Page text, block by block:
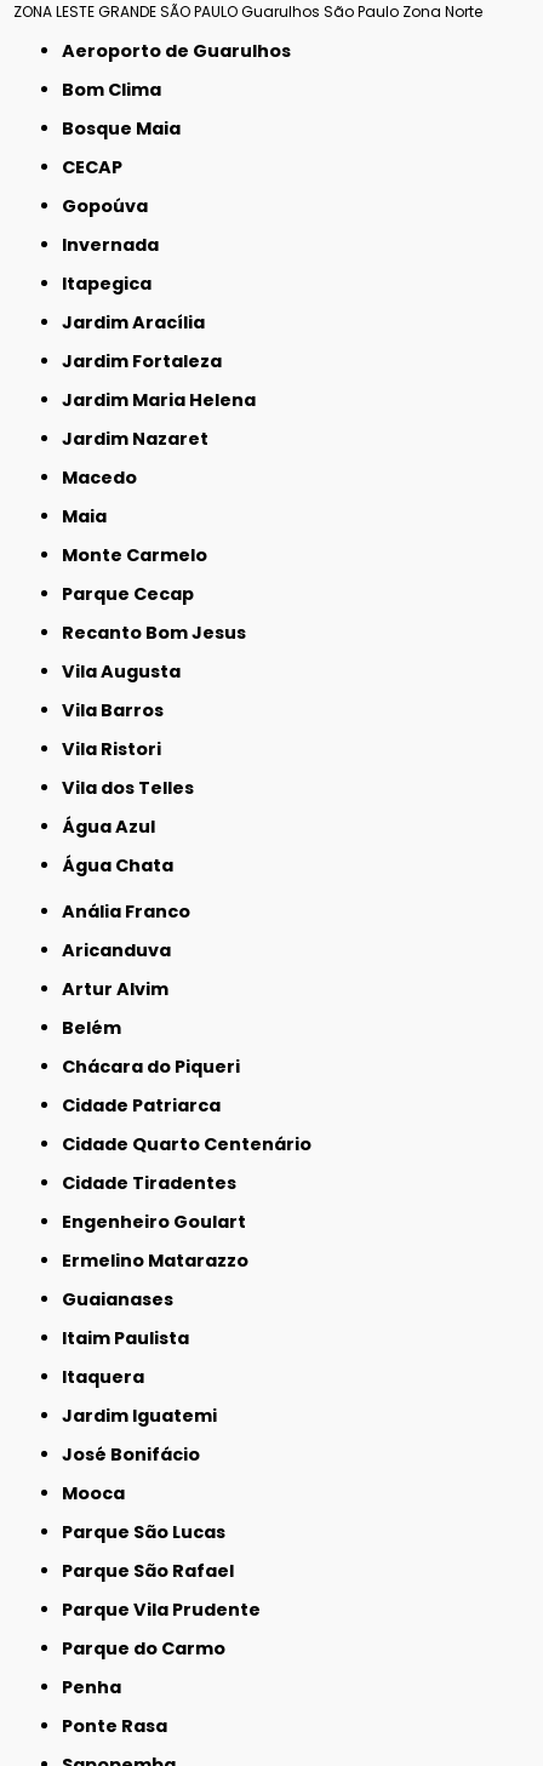
ZONA LESTEGRANDE SÃO PAULOGuarulhos São Paulo Zona Norte
Aeroporto de Guarulhos
Bom Clima
Bosque Maia
CECAP
Gopoúva
Invernada
Itapegica
Jardim Aracília
Jardim Fortaleza
Jardim Maria Helena
Jardim Nazaret
Macedo
Maia
Monte Carmelo
Parque Cecap
Recanto Bom Jesus
Vila Augusta
Vila Barros
Vila Ristori
Vila dos Telles
Água Azul
Água Chata
Anália Franco
Aricanduva
Artur Alvim
Belém
Chácara do Piqueri
Cidade Patriarca
Cidade Quarto Centenário
Cidade Tiradentes
Engenheiro Goulart
Ermelino Matarazzo
Guaianases
Itaim Paulista
Itaquera
Jardim Iguatemi
José Bonifácio
Mooca
Parque São Lucas
Parque São Rafael
Parque Vila Prudente
Parque do Carmo
Penha
Ponte Rasa